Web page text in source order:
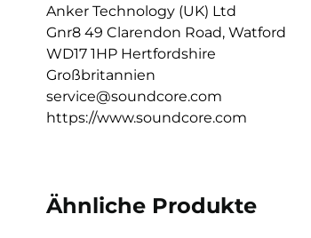
Anker Technology (UK) Ltd
Gnr8 49 Clarendon Road, Watford
WD17 1HP Hertfordshire
Großbritannien
service@soundcore.com
https://www.soundcore.com
Ähnliche Produkte